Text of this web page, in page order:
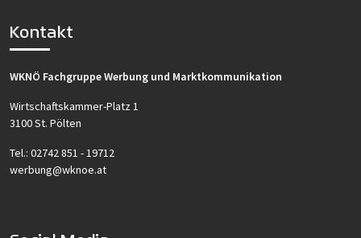
Kontakt
WKNÖ Fachgruppe Werbung und Marktkommunikation
Wirtschaftskammer-Platz 1
3100 St. Pölten
Tel.: 02742 851 - 19712
werbung@wknoe.at